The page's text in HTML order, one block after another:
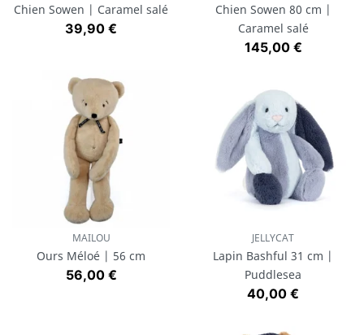
Chien Sowen | Caramel salé
Prix
39,90 €
Chien Sowen 80 cm |
Caramel salé
Prix
145,00 €
MAILOU
Ours Méloé | 56 cm
Prix
56,00 €
JELLYCAT
Lapin Bashful 31 cm |
Puddlesea
Prix
40,00 €